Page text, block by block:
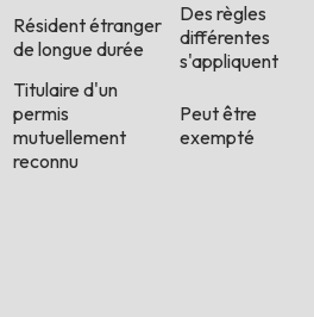
Résident étranger
de longue durée
Des règles
différentes
s'appliquent
Titulaire d'un
permis
mutuellement
reconnu
Peut être
exempté